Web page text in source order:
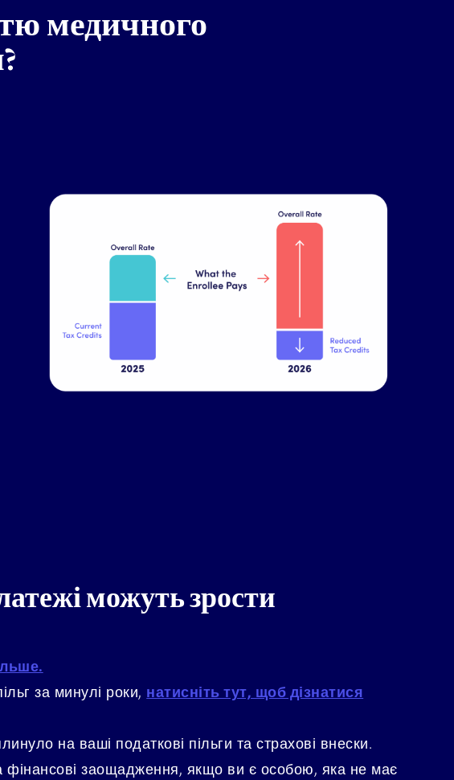
медичного
можуть зрости
за минулі роки, натисніть тут, щоб дізнатися
на ваші податкові пільги та страхові внески.
заощадження, якщо ви є особою, яка не має